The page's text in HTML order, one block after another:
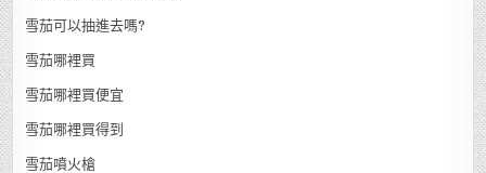
雪茄可以抽進去嗎?
雪茄哪裡買
雪茄哪裡買便宜
雪茄哪裡買得到
雪茄噴火槍